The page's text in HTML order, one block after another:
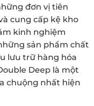
đơn vị tiên
cung cấp kệ kho
kinh nghiệm
sản phẩm chất
lưu trữ hàng hóa
Deep là một
chuộng nhất hiện